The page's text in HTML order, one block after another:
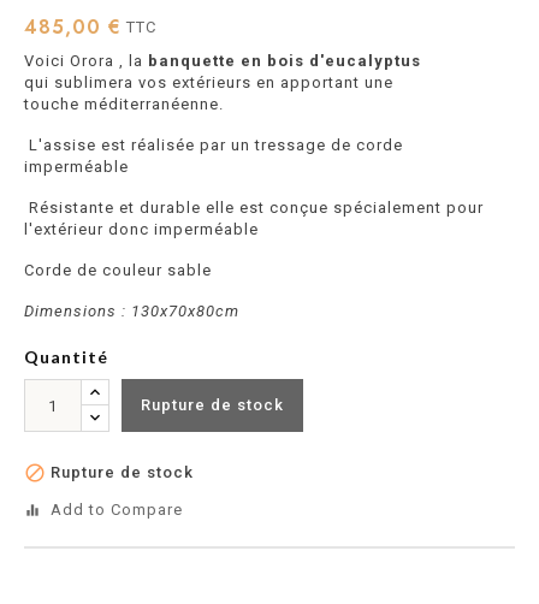
485,00 € TTC
Voici Orora , la banquette en bois d'eucalyptus
qui sublimera vos extérieurs en apportant une
touche méditerranéenne.
L'assise est réalisée par un tressage de corde
imperméable
Résistante et durable elle est conçue spécialement pour
l'extérieur donc imperméable
Corde de couleur sable
Dimensions : 130x70x80cm
Quantité
Rupture de stock
 Rupture de stock
equalizer Add to Compare